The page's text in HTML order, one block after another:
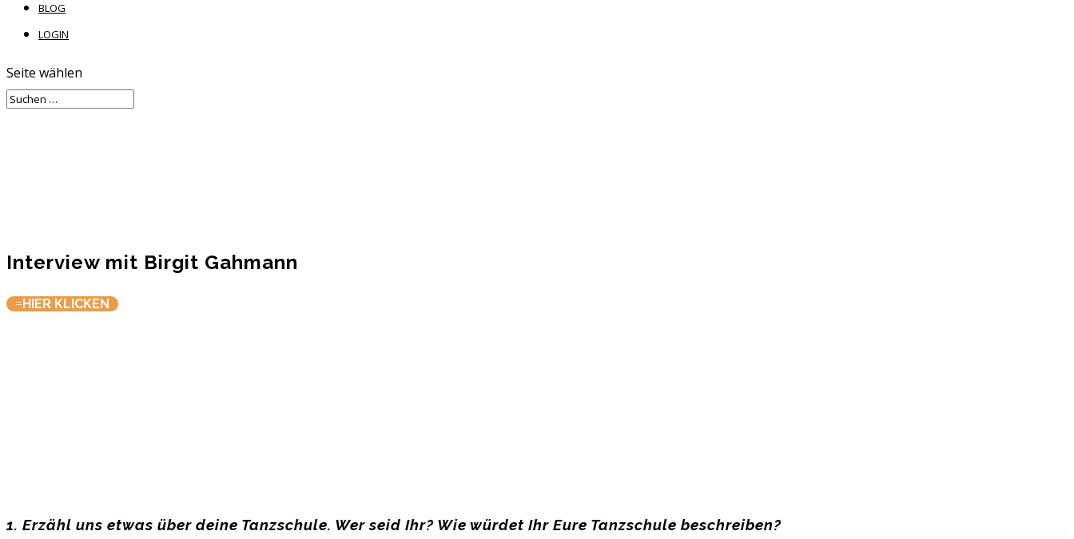
BLOG
LOGIN
Seite wählen
Interview mit Birgit Gahmann
HIER KLICKEN
1. Erzähl uns etwas über deine Tanzschule. Wer seid Ihr? Wie würdet Ihr Eure Tanzschule beschreiben?